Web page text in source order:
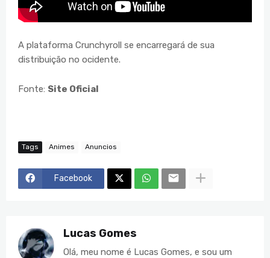
A plataforma Crunchyroll se encarregará de sua
distribuição no ocidente.
Fonte: Site Oficial
Tags Animes Anuncios
Facebook
Lucas Gomes
Olá, meu nome é Lucas Gomes, e sou um